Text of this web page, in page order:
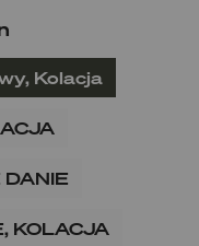
Kolacja
DANIE
KOLACJA